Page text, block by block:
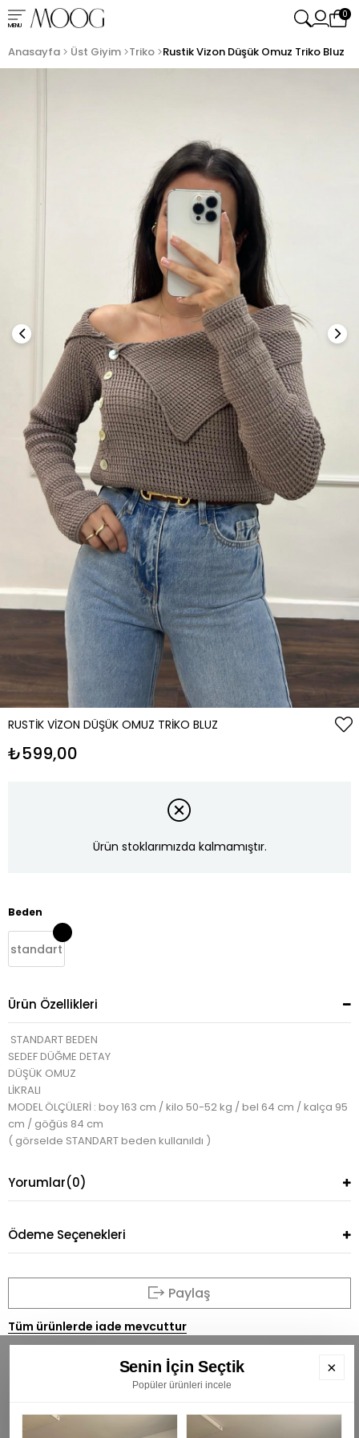
MENU
0
Anasayfa Üst Giyim Triko Rustik Vizon Düşük Omuz Triko Bluz
RUSTIK VIZON DÜŞÜK OMUZ TRIKO BLUZ
₺599,00
Ürün stoklarımızda kalmamıştır.
Beden
standart
Ürün Özellikleri
STANDART BEDEN
SEDEF DÜĞME DETAY
DÜŞÜK OMUZ
LİKRALI
MODEL ÖLÇÜLERİ : boy 163 cm / kilo 50-52 kg / bel 64 cm / kalça 95
cm / göğüs 84 cm
( görselde STANDART beden kullanıldı )
Yorumlar(0)
Ödeme Seçenekleri
Paylaş
Tüm ürünlerde iade mevcuttur
BÜLTENİMİZE ÜYE OLUN
Senin İçin Seçtik
Popüler ürünleri incele
×